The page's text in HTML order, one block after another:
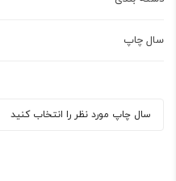
سال چاپ